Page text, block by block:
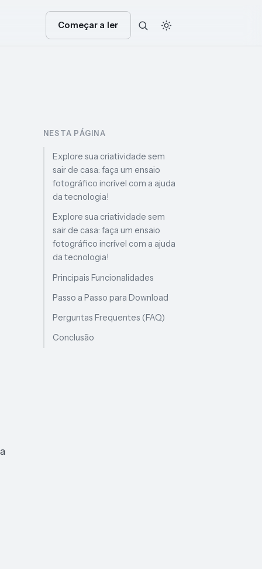
Começar a ler
NESTA PÁGINA
Explore sua criatividade sem
sair de casa: faça um ensaio
fotográfico incrível com a ajuda
da tecnologia!
Explore sua criatividade sem
sair de casa: faça um ensaio
fotográfico incrível com a ajuda
da tecnologia!
Principais Funcionalidades
Passo a Passo para Download
Perguntas Frequentes (FAQ)
Conclusão